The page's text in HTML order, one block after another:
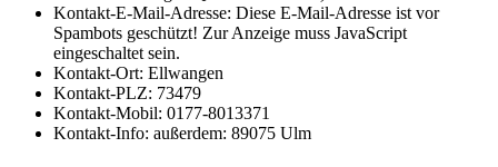
Kontakt-E-Mail-Adresse: Diese E-Mail-Adresse ist vor
Spambots geschützt! Zur Anzeige muss JavaScript
eingeschaltet sein.
Kontakt-Ort: Ellwangen
Kontakt-PLZ: 73479
Kontakt-Mobil: 0177-8013371
Kontakt-Info: außerdem: 89075 Ulm